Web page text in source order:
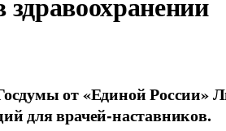
от «Единой России»
для врачей-наставников.